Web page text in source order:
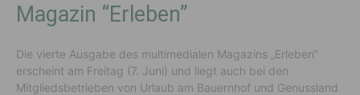
Magazin “Erleben”
Die vierte Ausgabe des multimedialen Magazins „Erleben“
erscheint am Freitag (7. Juni) und liegt auch bei den
Mitgliedsbetrieben von Urlaub am Bauernhof und Genussland